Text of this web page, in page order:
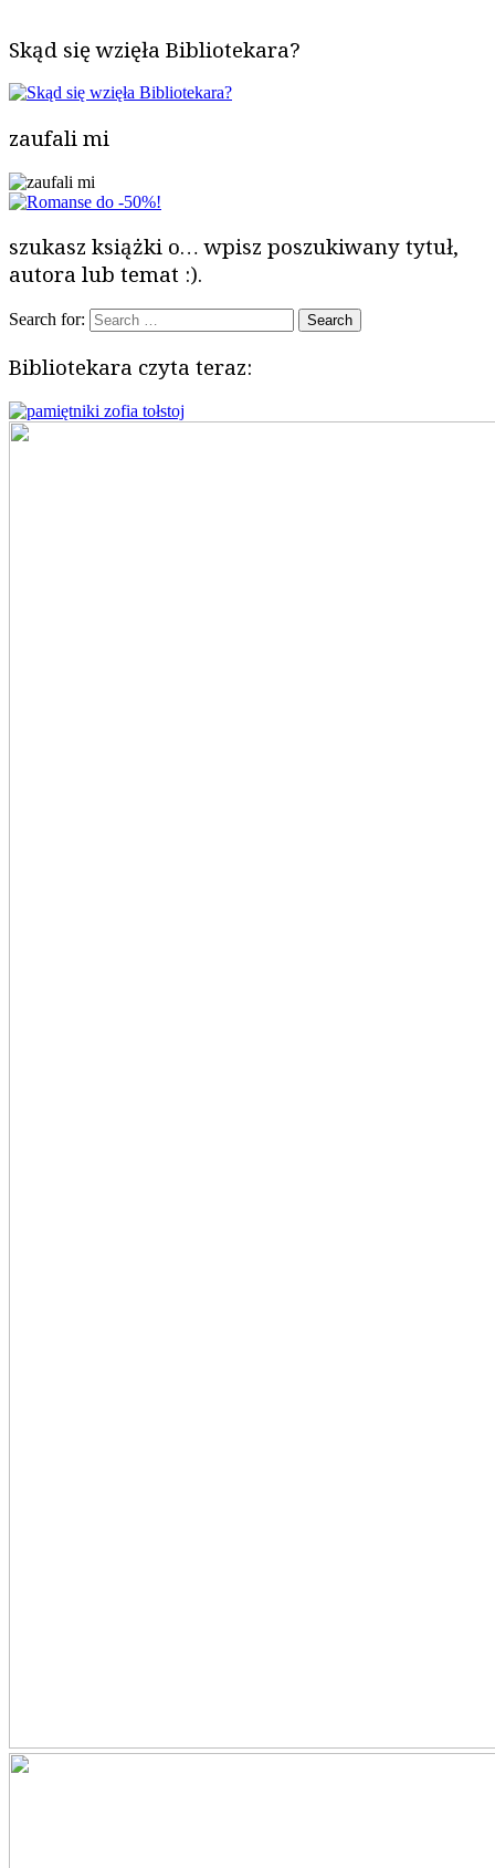
Skąd się wzięła Bibliotekara?
zaufali mi
szukasz książki o… wpisz poszukiwany tytuł,
autora lub temat :).
Search for:
Bibliotekara czyta teraz: